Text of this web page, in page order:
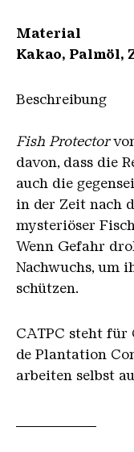
Material
Kakao, Palmöl,
Beschreibung
Fish Protector
davon, dass die
auch die
in der Zeit nach
mysteriöser
Wenn Gefahr
Nachwuchs, um
schützen.
CATPC steht für
de Plantation
arbeiten selbst